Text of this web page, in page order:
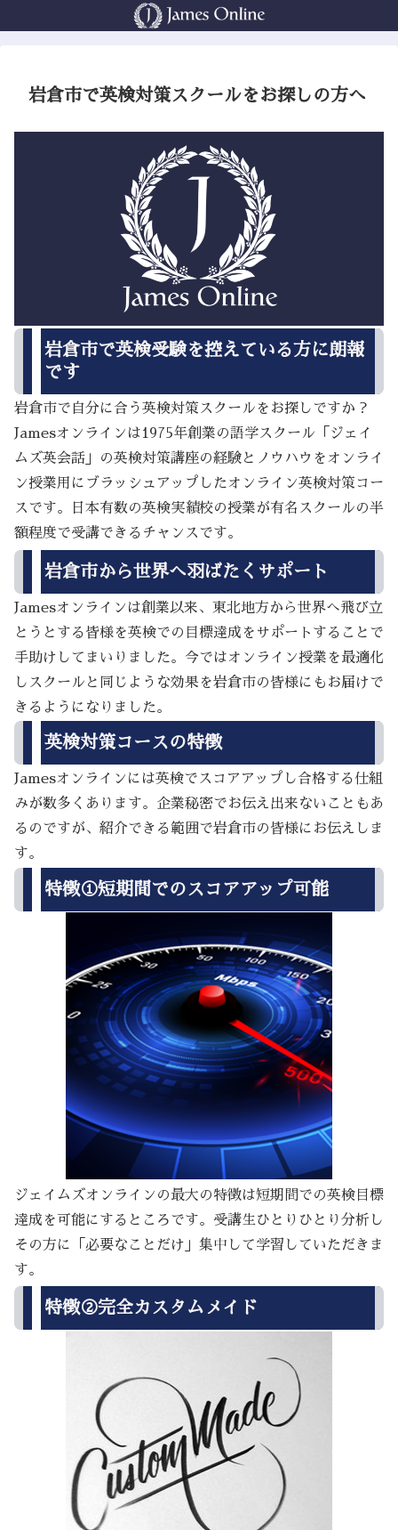
岩倉市で英検対策スクールをお探しの方へ
岩倉市で英検受験を控えている方に朗報
です
岩倉市で自分に合う英検対策スクールをお探しですか？
Jamesオンラインは1975年創業の語学スクール「ジェイ
ムズ英会話」の英検対策講座の経験とノウハウをオンライ
ン授業用にブラッシュアップしたオンライン英検対策コー
スです。日本有数の英検実績校の授業が有名スクールの半
額程度で受講できるチャンスです。
岩倉市から世界へ羽ばたくサポート
Jamesオンラインは創業以来、東北地方から世界へ飛び立
とうとする皆様を英検での目標達成をサポートすることで
手助けしてまいりました。今ではオンライン授業を最適化
しスクールと同じような効果を岩倉市の皆様にもお届けで
きるようになりました。
英検対策コースの特徴
Jamesオンラインには英検でスコアアップし合格する仕組
みが数多くあります。企業秘密でお伝え出来ないこともあ
るのですが、紹介できる範囲で岩倉市の皆様にお伝えしま
す。
特徴①短期間でのスコアアップ可能
ジェイムズオンラインの最大の特徴は短期間での英検目標
達成を可能にするところです。受講生ひとりひとり分析し
その方に「必要なことだけ」集中して学習していただきま
す。
特徴②完全カスタムメイド